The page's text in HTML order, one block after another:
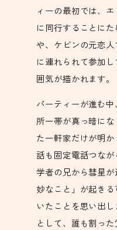
ィーの最初では、
に同行することに
や、ケビンの元恋
に連れられて参加
囲気が描かれます。
パーティーが進む
所一帯が真っ暗に
た一軒家だけが明
話も固定電話つな
学者の兄から彗星
妙なこと」が起き
いたことを思い出
として、誰も割っ